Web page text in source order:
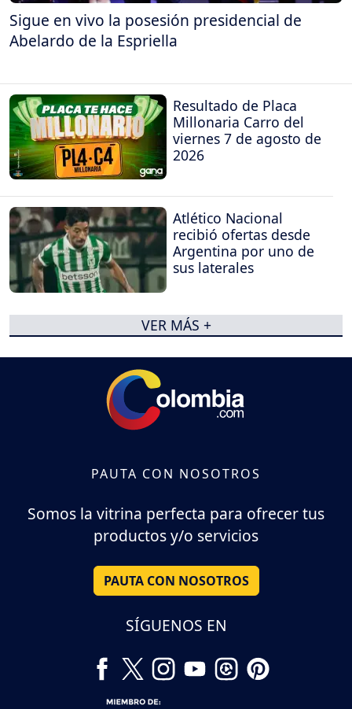
Sigue en vivo la posesión presidencial de
Abelardo de la Espriella
Resultado de Placa
Millonaria Carro del
viernes 7 de agosto de
2026
Atlético Nacional
recibió ofertas desde
Argentina por uno de
sus laterales
VER MÁS +
PAUTA CON NOSOTROS
Somos la vitrina perfecta para ofrecer tus
productos y/o servicios
PAUTA CON NOSOTROS
SÍGUENOS EN